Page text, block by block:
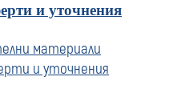
и уточнения
материали
и уточнения